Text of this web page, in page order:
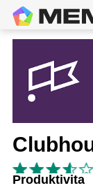
Produktivita